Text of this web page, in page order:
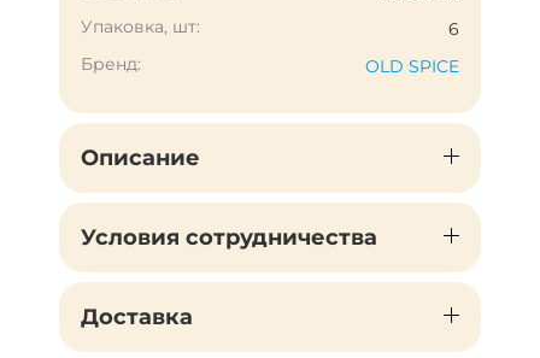
Упаковка, шт:
6
Бренд:
OLD SPICE
Описание
Условия сотрудничества
Доставка